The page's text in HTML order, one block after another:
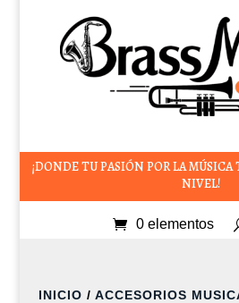
¡DONDE TU PASIÓN POR LA
NIVEL!
0 elementos
INICIO / ACCESORIOS